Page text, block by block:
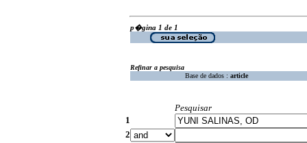
p�gina 1 de 1
Refinar a pesquisa
Base de dados : article
Pesquisar
1
2